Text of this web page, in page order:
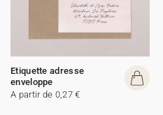
Etiquette adresse
enveloppe
A partir de 0,27 €